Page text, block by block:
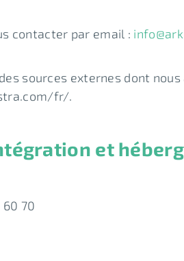
contacter par email :
sources externes dont
fr/.
et
60 70